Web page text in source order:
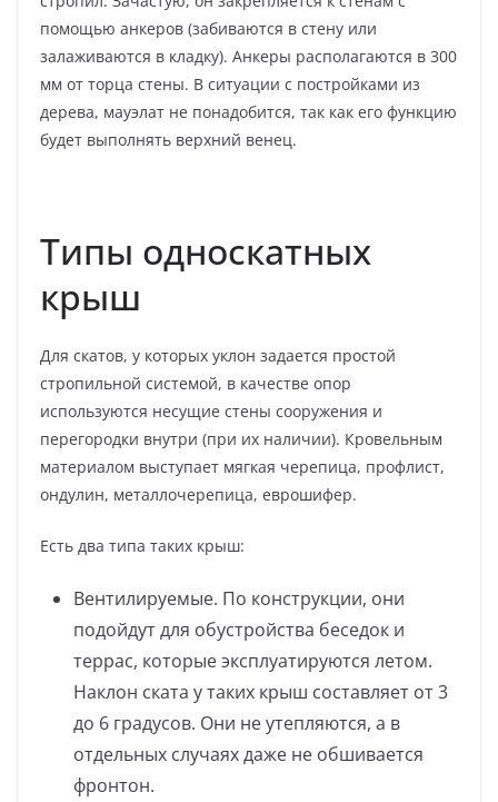
помощью анкеров (забиваются в стену или
залаживаются в кладку). Анкеры располагаются в 300
мм от торца стены. В ситуации с постройками из
дерева, мауэлат не понадобится, так как его функцию
будет выполнять верхний венец.
Типы односкатных
крыш
Для скатов, у которых уклон задается простой
стропильной системой, в качестве опор
используются несущие стены сооружения и
перегородки внутри (при их наличии). Кровельным
материалом выступает мягкая черепица, профлист,
ондулин, металлочерепица, еврошифер.
Есть два типа таких крыш:
Вентилируемые. По конструкции, они
подойдут для обустройства беседок и
террас, которые эксплуатируются летом.
Наклон ската у таких крыш составляет от 3
до 6 градусов. Они не утепляются, а в
отдельных случаях даже не обшивается
фронтон.